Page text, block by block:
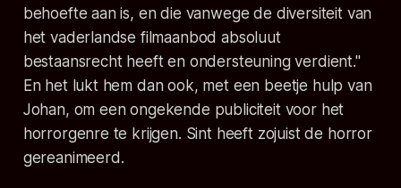
behoefte aan is, en die vanwege de diversiteit van
het vaderlandse filmaanbod absoluut
bestaansrecht heeft en ondersteuning verdient."
En het lukt hem dan ook, met een beetje hulp van
Johan, om een ongekende publiciteit voor het
horrorgenre te krijgen. Sintheeft zojuist de horror
gereanimeerd.